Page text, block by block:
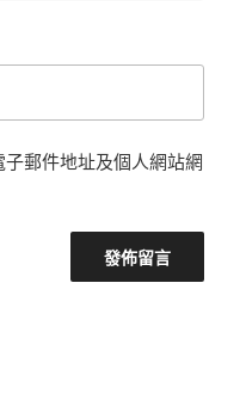
郵件地址及個人網站網